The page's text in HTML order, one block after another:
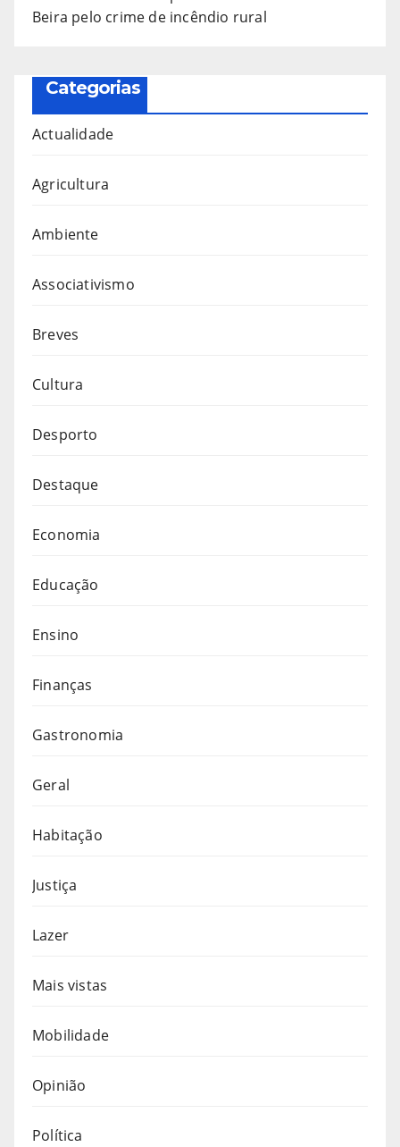
Beira pelo crime de incêndio rural
Categorias
Actualidade
Agricultura
Ambiente
Associativismo
Breves
Cultura
Desporto
Destaque
Economia
Educação
Ensino
Finanças
Gastronomia
Geral
Habitação
Justiça
Lazer
Mais vistas
Mobilidade
Opinião
Política